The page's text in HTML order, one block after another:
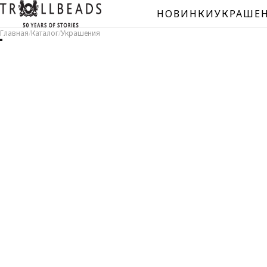
НОВИНКИ
Главная/Каталог/Украшения